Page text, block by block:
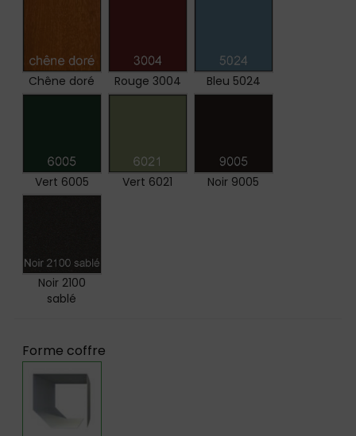
Chêne doré Rouge 3004 Bleu 5024
Vert 6005 Vert 6021 Noir 9005
Noir 2100
sablé
Forme coffre